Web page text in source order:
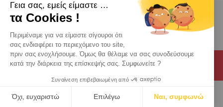
Κατάλογος
Eπαφη
© 2026 Virax . All rights reserved . Νομική ανακοίνωση
Γεια σας, εμείς είμαστε …
τα Cookies !
Περιμέναμε για να είμαστε σίγουροι ότι
σας ενδιαφέρει το περιεχόμενο του site,
πριν σας ενοχλήσουμε. Όμως θα θέλαμε να σας συνοδεύσουμε
κατά την διάρκεια της επίσκεψής σας. Συμφωνείτε ?
Συναίνεση επιβεβαιωμένη από
Όχι, ευχαριστώ Επιλέγω Ναι, συμφωνώ